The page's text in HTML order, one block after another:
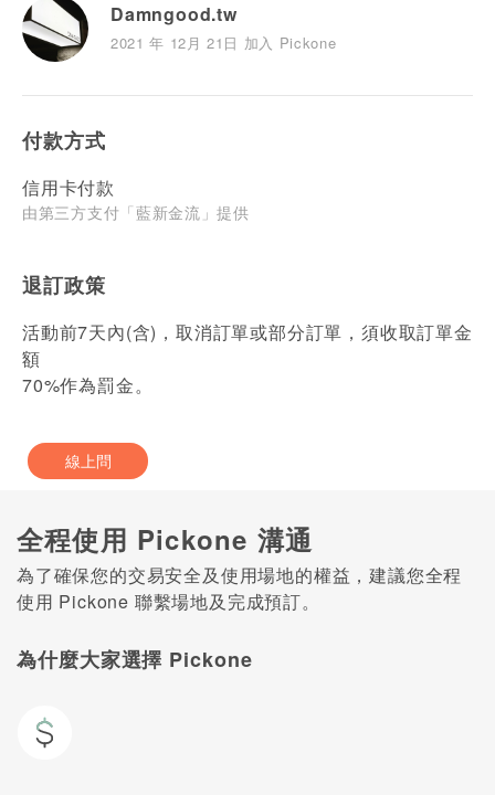
Damngood.tw
2021 年 12月 21日 加入 Pickone
付款方式
信用卡付款
由第三方支付「藍新金流」提供
退訂政策
活動前7天內(含)，取消訂單或部分訂單，須收取訂單金
額
70%作為罰金。
線上問
全程使用 Pickone 溝通
為了確保您的交易安全及使用場地的權益，建議您全程
使用 Pickone 聯繫場地及完成預訂。
為什麼大家選擇 Pickone